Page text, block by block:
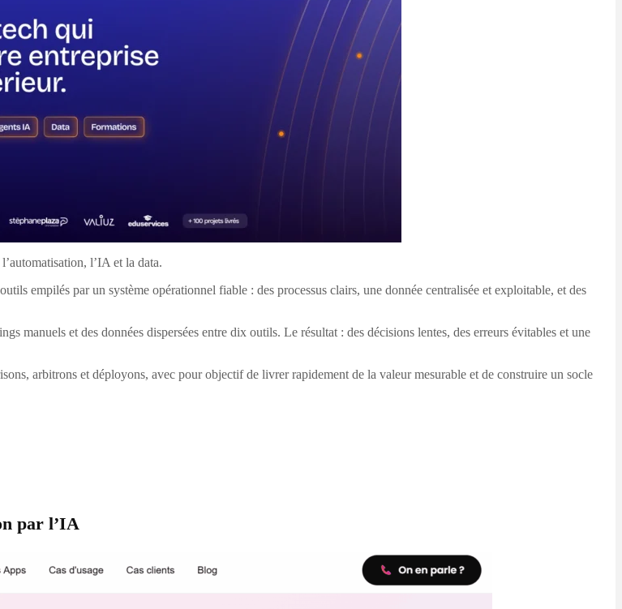
l’IA et la data.
empilés par un système opérationnel fiable : des processus clairs, une donnée centralisée et exploitable, et des
manuels et des données dispersées entre dix outils. Le résultat : des décisions lentes, des erreurs évitables et une
arbitrons et déployons, avec pour objectif de livrer rapidement de la valeur mesurable et de construire un socle
par l’IA